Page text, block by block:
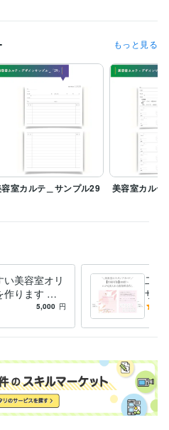
内パンフレット
年2月
もっと見る
室カルテ＿サンプル29 美容室カルテ
美容室オリ
作ります 印
れ無料！デザ
5,000 円
二つ
ザイ
以外